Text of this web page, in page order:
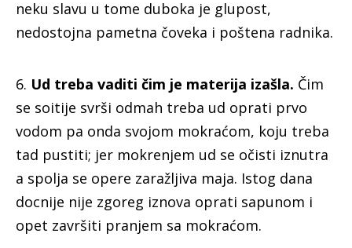
neku slavu u tome duboka je glupost,
nedostojna pametna čoveka i poštena radnika.
6. Ud treba vaditi čim je materija izašla. Čim
se soitije svrši odmah treba ud oprati prvo
vodom pa onda svojom mokraćom, koju treba
tad pustiti; jer mokrenjem ud se očisti iznutra
a spolja se opere zaražljiva maja. Istog dana
docnije nije zgoreg iznova oprati sapunom i
opet završiti pranjem sa mokraćom.